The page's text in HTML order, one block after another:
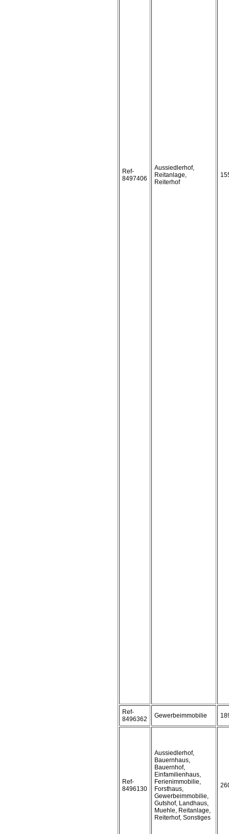
Ref-
8497406
Aussiedlerhof,
Reitanlage,
Reiterhof
Ref-
8496362
Gewerbeimmobilie
Ref-
8496130
Aussiedlerhof,
Bauernhaus,
Bauernhof,
Einfamilienhaus,
Ferienimmobilie,
Forsthaus,
Gewerbeimmobilie,
Gutshof, Landhaus,
Muehle, Reitanlage,
Reiterhof, Sonstiges